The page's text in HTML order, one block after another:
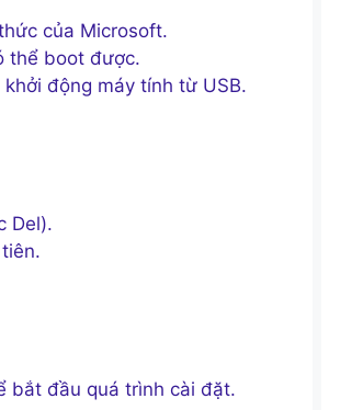
của Microsoft.
thể boot được.
động máy tính từ USB.
Del).
bắt đầu quá trình cài đặt.